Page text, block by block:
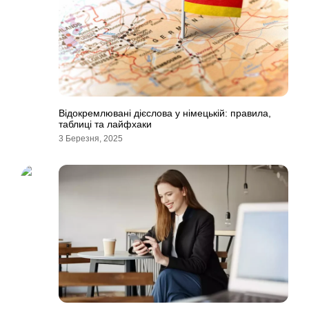
Відокремлювані дієслова у німецькій: правила,
таблиці та лайфхаки
3 Березня, 2025